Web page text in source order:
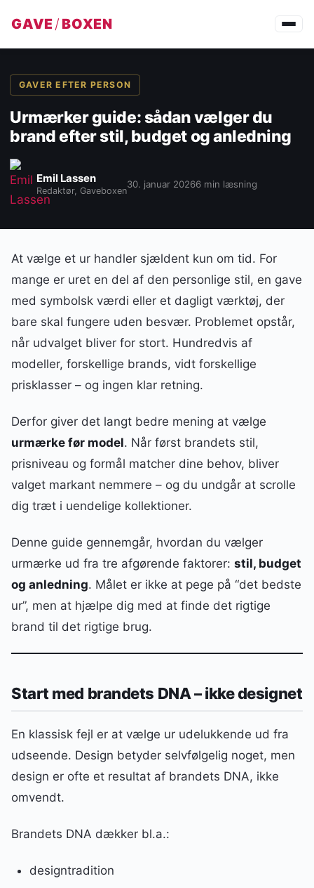
GAVE/BOXEN
GAVER EFTER PERSON
Urmærker guide: sådan vælger du
brand efter stil, budget og anledning
Emil Lassen
Redaktør, Gaveboxen
30. januar 20266 min læsning
At vælge et ur handler sjældent kun om tid. For
mange er uret en del af den personlige stil, en gave
med symbolsk værdi eller et dagligt værktøj, der
bare skal fungere uden besvær. Problemet opstår,
når udvalget bliver for stort. Hundredvis af
modeller, forskellige brands, vidt forskellige
prisklasser – og ingen klar retning.
Derfor giver det langt bedre mening at vælge
urmærke før model. Når først brandets stil,
prisniveau og formål matcher dine behov, bliver
valget markant nemmere – og du undgår at scrolle
dig træt i uendelige kollektioner.
Denne guide gennemgår, hvordan du vælger
urmærke ud fra tre afgørende faktorer: stil, budget
og anledning. Målet er ikke at pege på “det bedste
ur”, men at hjælpe dig med at finde det rigtige
brand til det rigtige brug.
Start med brandets DNA – ikke designet
En klassisk fejl er at vælge ur udelukkende ud fra
udseende. Design betyder selvfølgelig noget, men
design er ofte et resultat af brandets DNA, ikke
omvendt.
Brandets DNA dækker bl.a.:
designtradition